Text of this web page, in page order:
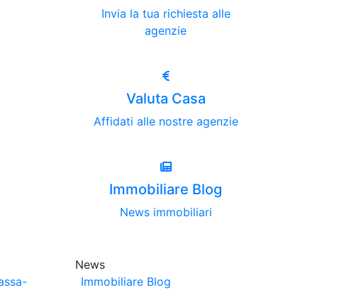
Invia la tua richiesta alle
agenzie
Valuta Casa
Affidati alle nostre agenzie
Immobiliare Blog
News immobiliari
News
Immobiliare Blog